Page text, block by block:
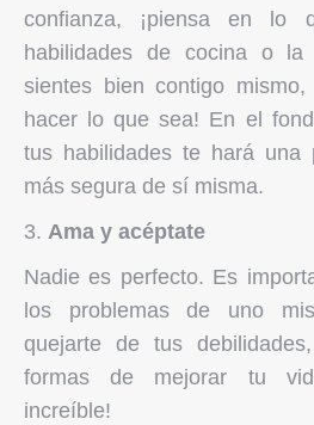
confianza, ¡piensa en lo
habilidades de cocina o la
sientes bien contigo
hacer lo que sea! En el
tus habilidades te hará una
más segura de sí misma.
Ama y acéptate
Nadie es perfecto. Es
los problemas de uno
quejarte de tus
formas de mejorar tu
increíble!